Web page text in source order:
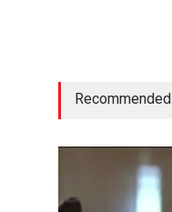
Recommended